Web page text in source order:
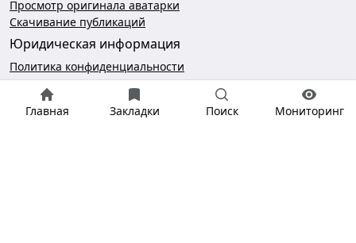
Главная Закладки Поиск Мониторинг
Просмотр оригинала аватарки
Скачивание публикаций
Юридическая информация
Политика конфиденциальности
Пользовательское соглашение
Безопасность платежей